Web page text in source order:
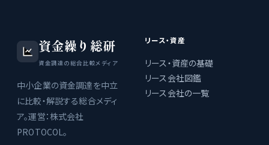
資金繰り総研
資金調達の総合比較メディア
中小企業の資金調達を中立
に比較・解説する総合メディ
ア。運営：株式会社
PROTOCOL。
リース・資産
リース・資産の基礎
リース会社図鑑
リース会社の一覧